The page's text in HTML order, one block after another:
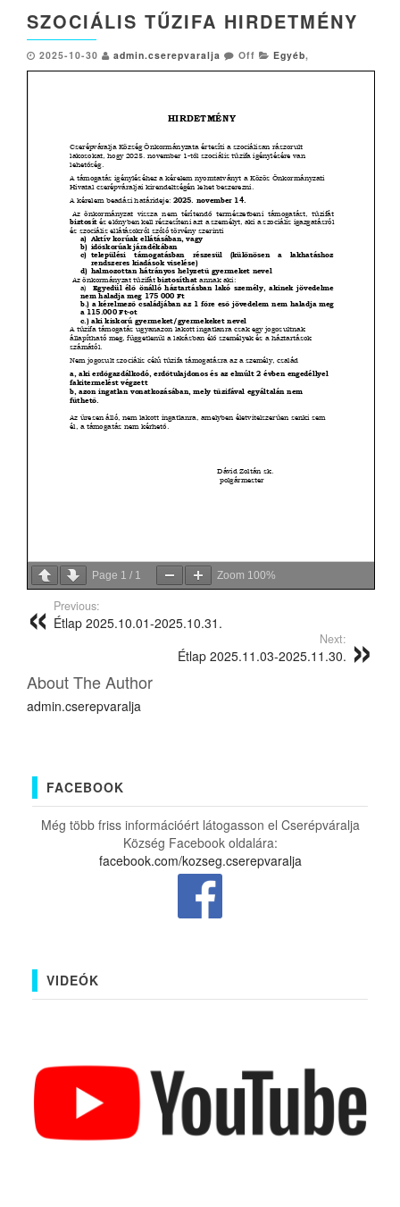
SZOCIÁLIS TŰZIFA HIRDETMÉNY
2025-10-30 admin.cserepvaralja Off Egyéb,
Page 1 / 1 Zoom 100%
Previous:
Étlap 2025.10.01-2025.10.31.
Next:
Étlap 2025.11.03-2025.11.30.
About The Author
admin.cserepvaralja
FACEBOOK
Még több friss információért látogasson el Cserépváralja
Község Facebook oldalára:
facebook.com/kozseg.cserepvaralja
VIDEÓK